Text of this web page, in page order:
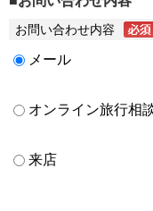
お問い合わせ内容
メール
オンライン旅行相
来店